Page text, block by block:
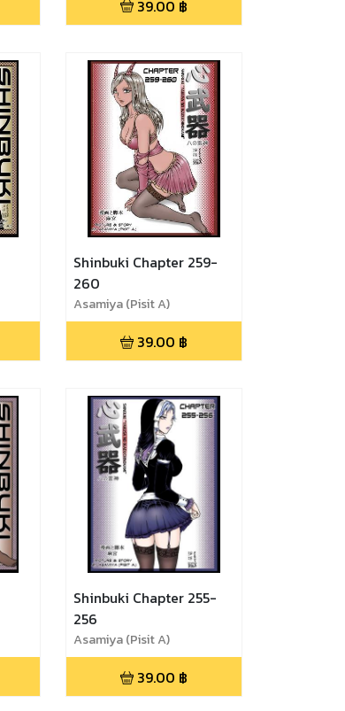
39.00 ฿
Shinbuki Chapter 259-
260
Asamiya (Pisit A)
39.00 ฿
Shinbuki Chapter 255-
256
Asamiya (Pisit A)
39.00 ฿